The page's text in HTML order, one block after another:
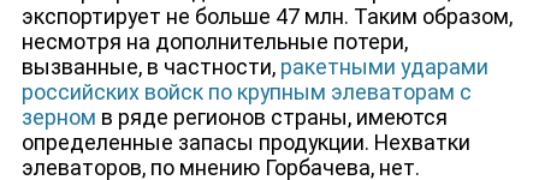
экспортирует не больше 47 млн. Таким образом,
несмотря на дополнительные потери,
вызванные, в частности, ракетными ударами
российских войск по крупным элеваторам с
зерном в ряде регионов страны, имеются
определенные запасы продукции. Нехватки
элеваторов, по мнению Горбачева, нет.